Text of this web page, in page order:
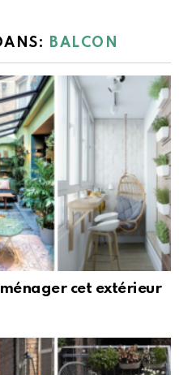
BALCON
cet extérieur